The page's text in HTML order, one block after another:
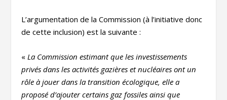
L’argumentation de la Commission (à l’initiative donc
de cette inclusion) est la suivante :
«La Commission estimant que les investissements
privés dans les activités gazières et nucléaires ont un
rôle à jouer dans la transition écologique, elle a
proposé d’ajouter certains gaz fossiles ainsi que